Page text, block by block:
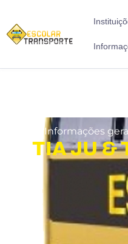
Informações
TIA JU &